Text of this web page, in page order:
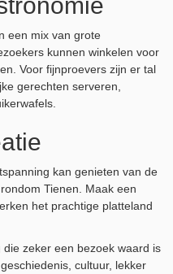
een mix van grote
kunnen winkelen voor
Voor fijnproevers zijn er tal
gerechten serveren,
kan genieten van de
Tienen. Maak een
het prachtige platteland
zeker een bezoek waard is
cultuur, lekker